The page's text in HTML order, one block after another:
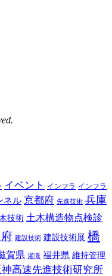
イベント インフラ インフラ
ネル 京都府 先進技術 兵庫
技術 土木構造物点検診
建設技術 建設技術展 橋
賀県 灌漑 福井県 維持管理
神高速先進技術研究所